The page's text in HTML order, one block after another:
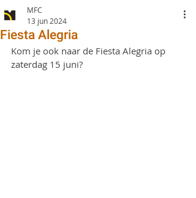
Fiesta Alegria
MFC
13 jun 2024
Kom je ook naar de Fiesta Alegria op
zaterdag 15 juni?